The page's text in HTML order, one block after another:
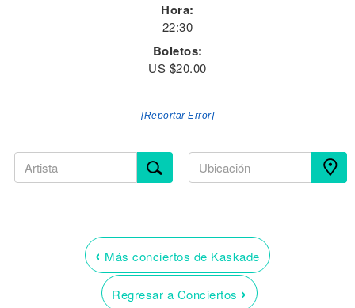
Hora:
22:30
Boletos:
US $20.00
[Reportar Error]
‹ Más conciertos de Kaskade
Regresar a Conciertos ›